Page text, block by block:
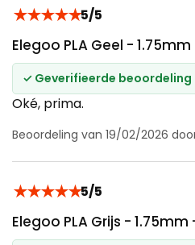
★★★★★5/5
Elegoo PLA Geel - 1.75mm
✓ Geverifieerde beoordeling
Oké, prima.
Beoordeling van 19/02/2026
★★★★★5/5
Elegoo PLA Grijs - 1.75mm